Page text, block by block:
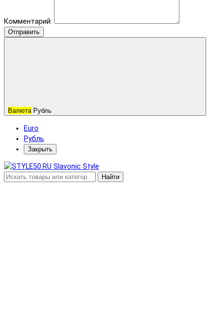
Комментарий:
Отправить
Валюта Рубль
Euro
Рубль
Закрыть
Найти